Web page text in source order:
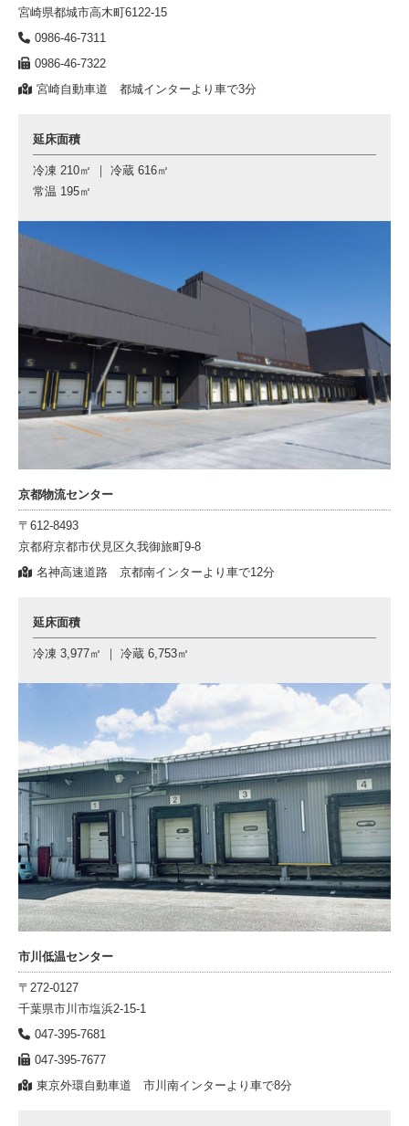
宮崎県都城市高木町6122-15
0986-46-7311
0986-46-7322
宮崎自動車道 都城インターより車で3分
延床面積
冷凍 210㎡ ｜ 冷蔵 616㎡
常温 195㎡
京都物流センター
〒612-8493
京都府京都市伏見区久我御旅町9-8
名神高速道路 京都南インターより車で12分
延床面積
冷凍 3,977㎡ ｜ 冷蔵 6,753㎡
市川低温センター
〒272-0127
千葉県市川市塩浜2-15-1
047-395-7681
047-395-7677
東京外環自動車道 市川南インターより車で8分